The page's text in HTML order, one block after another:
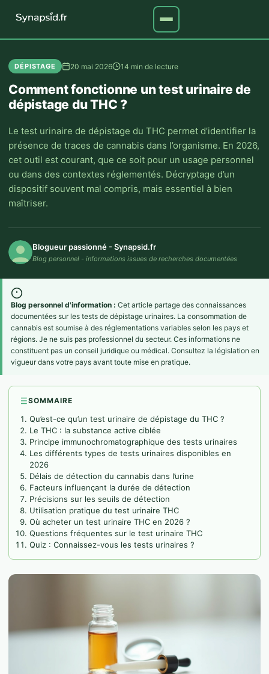
DÉPISTAGE 20 mai 2026 14 min de lecture
Comment fonctionne un test urinaire de
dépistage du THC ?
Le test urinaire de dépistage du THC permet d’identifier la
présence de traces de cannabis dans l’organisme. En 2026,
cet outil est courant, que ce soit pour un usage personnel
ou dans des contextes réglementés. Décryptage d’un
dispositif souvent mal compris, mais essentiel à bien
maîtriser.
Blogueur passionné - Synapsid.fr
Blog personnel - informations issues de recherches documentées
Blog personnel d'information : Cet article partage des connaissances
documentées sur les tests de dépistage urinaires. La consommation de
cannabis est soumise à des réglementations variables selon les pays et
régions. Je ne suis pas professionnel du secteur. Ces informations ne
constituent pas un conseil juridique ou médical. Consultez la législation en
vigueur dans votre pays avant toute mise en pratique.
SOMMAIRE
Qu’est-ce qu’un test urinaire de dépistage du THC ?
Le THC : la substance active ciblée
Principe immunochromatographique des tests urinaires
Les différents types de tests urinaires disponibles en
2026
Délais de détection du cannabis dans l’urine
Facteurs influençant la durée de détection
Précisions sur les seuils de détection
Utilisation pratique du test urinaire THC
Où acheter un test urinaire THC en 2026 ?
Questions fréquentes sur le test urinaire THC
Quiz : Connaissez-vous les tests urinaires ?